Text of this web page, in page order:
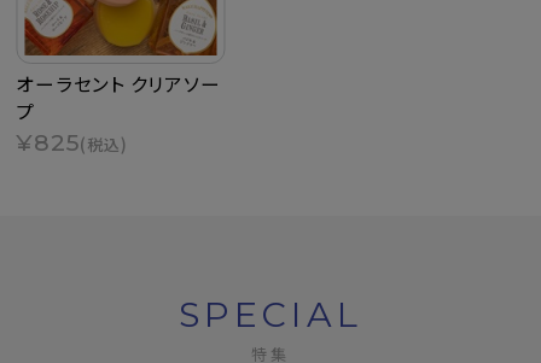
オーラセント クリアソー
プ
¥825(税込)
SPECIAL
特集